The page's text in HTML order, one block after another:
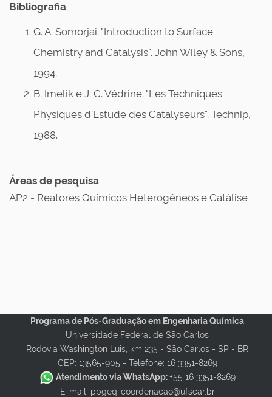
Bibliografia
G. A. Somorjai. "Introduction to Surface
Chemistry and Catalysis". John Wiley & Sons,
1994.
B. Imelik e J. C. Védrine. "Les Techniques
Physiques d'Estude des Catalyseurs". Technip,
1988.
Áreas de pesquisa
AP2 - Reatores Químicos Heterogêneos e Catálise
Programa de Pós-Graduação em Engenharia Química
Universidade Federal de São Carlos
Rodovia Washington Luis, km 235 - São Carlos - SP - BR
CEP: 13565-905 - Telefone: 16 3351-8269
Atendimento via WhatsApp:+55 16 3351-8269
E-mail: ppgeq-coordenacao@ufscar.br